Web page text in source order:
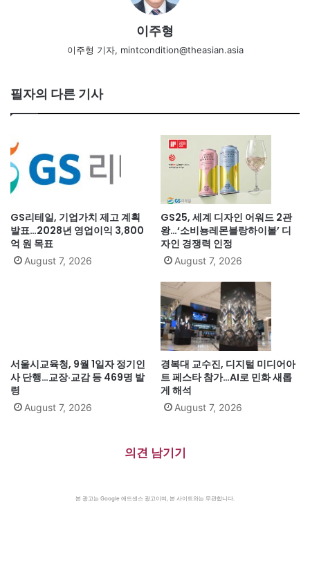
이주형
이주형 기자, mintcondition@theasian.asia
필자의 다른 기사
GS리테일, 기업가치 제고 계획
발표…2028년 영업이익 3,800
억 원 목표
August 7, 2026
GS25, 세계 디자인 어워드 2관
왕…‘소비뇽레몬블랑하이볼’ 디
자인 경쟁력 인정
August 7, 2026
서울시교육청, 9월 1일자 정기인
사 단행…교장·교감 등 469명 발
령
August 7, 2026
경복대 교수진, 디지털 미디어아
트 페스타 참가…AI로 민화 새롭
게 해석
August 7, 2026
의견 남기기
본 광고는 Google 애드센스 광고이며, 본 사이트와는 무관합니다.